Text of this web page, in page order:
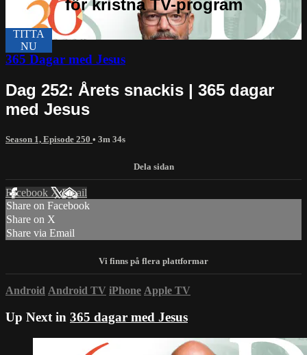
365 Dagar med Jesus
Dag 252: Årets snackis | 365 dagar
med Jesus
Season 1, Episode 250 • 3m 34s
Facebook XEmail
Share on Facebook
Share on X
Share via Email
Android Android TV iPhone Apple TV
Up Next in 365 dagar med Jesus